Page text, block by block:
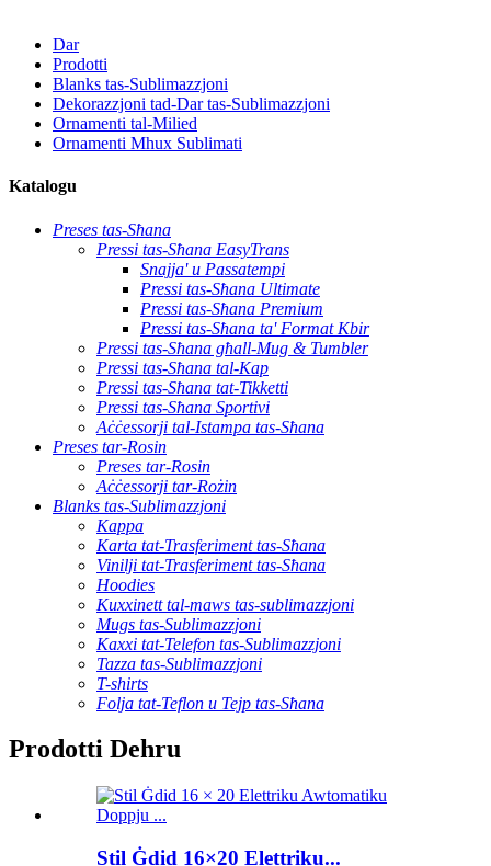
Dar
Prodotti
Blanks tas-Sublimazzjoni
Dekorazzjoni tad-Dar tas-Sublimazzjoni
Ornamenti tal-Milied
Ornamenti Mhux Sublimati
Katalogu
Preses tas-Sħana
Pressi tas-Sħana EasyTrans
Snajja' u Passatempi
Pressi tas-Sħana Ultimate
Pressi tas-Sħana Premium
Pressi tas-Sħana ta' Format Kbir
Pressi tas-Sħana għall-Mug & Tumbler
Pressi tas-Sħana tal-Kap
Pressi tas-Sħana tat-Tikketti
Pressi tas-Sħana Sportivi
Aċċessorji tal-Istampa tas-Sħana
Preses tar-Rosin
Preses tar-Rosin
Aċċessorji tar-Rożin
Blanks tas-Sublimazzjoni
Kappa
Karta tat-Trasferiment tas-Sħana
Vinilji tat-Trasferiment tas-Sħana
Hoodies
Kuxxinett tal-maws tas-sublimazzjoni
Mugs tas-Sublimazzjoni
Kaxxi tat-Telefon tas-Sublimazzjoni
Tazza tas-Sublimazzjoni
T-shirts
Folja tat-Teflon u Tejp tas-Sħana
Prodotti Dehru
Stil Ġdid 16×20 Elettriku...